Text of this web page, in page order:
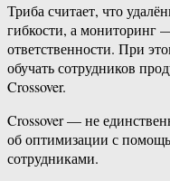
Триба считает, что
гибкости, а мониторинг
ответственности. При
обучать сотрудников
Crossover.
Crossover — не
об оптимизации с
сотрудниками.